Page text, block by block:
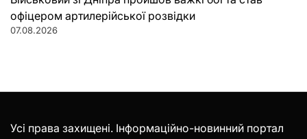
офіцером артилерійської розвідки
07.08.2026
Усі права захищені. Інформаційно-новинний портал